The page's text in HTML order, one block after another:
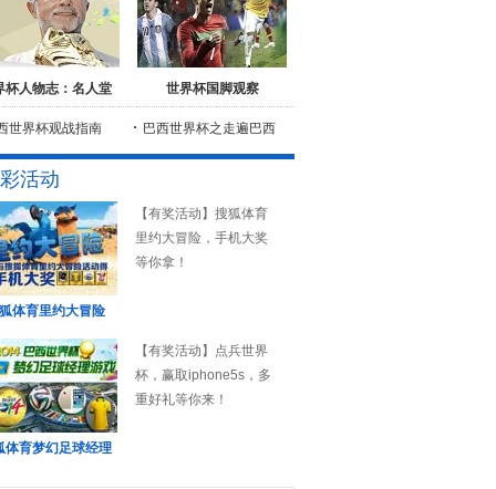
杯人物志：名人堂 世界杯国脚观察
世界杯观战指南 巴西世界杯之走遍巴西
活动
体育里约大冒险
【有奖活动】搜狐体育
里约大冒险，手机大奖
等你拿！
体育梦幻足球经理
【有奖活动】点兵世界
杯，赢取iphone5s，多
重好礼等你来！